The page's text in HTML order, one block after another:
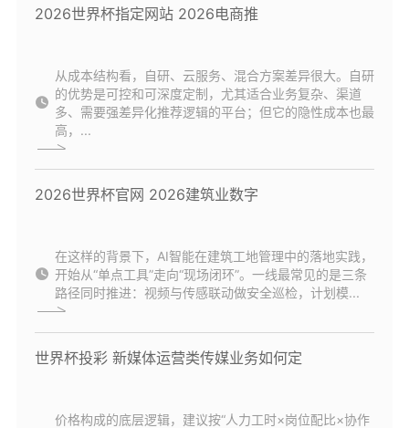
2026世界杯指定网站 2026电商推
从成本结构看，自研、云服务、混合方案差异很大。自研
的优势是可控和可深度定制，尤其适合业务复杂、渠道
多、需要强差异化推荐逻辑的平台；但它的隐性成本也最
高，...
2026世界杯官网 2026建筑业数字
在这样的背景下，AI智能在建筑工地管理中的落地实践，
开始从“单点工具”走向“现场闭环”。一线最常见的是三条
路径同时推进：视频与传感联动做安全巡检，计划模...
世界杯投彩 新媒体运营类传媒业务如何定
价格构成的底层逻辑，建议按“人力工时×岗位配比×协作